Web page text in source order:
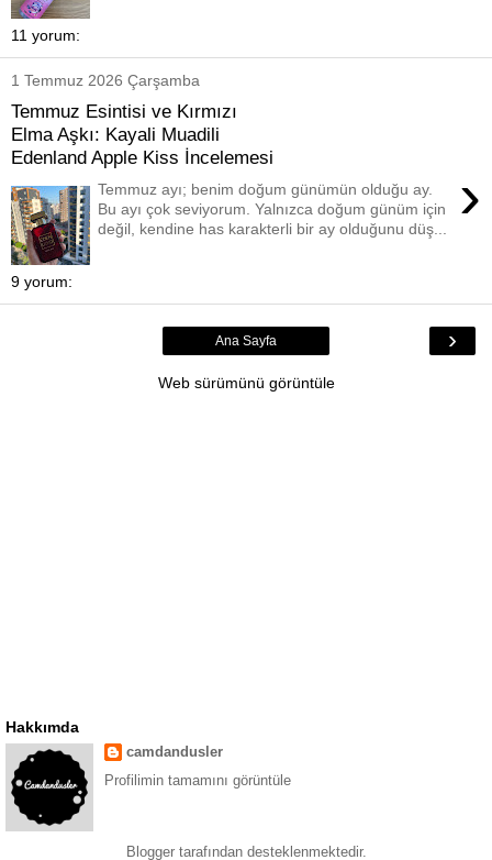
11 yorum:
1 Temmuz 2026 Çarşamba
Temmuz Esintisi ve Kırmızı
Elma Aşkı: Kayali Muadili
Edenland Apple Kiss İncelemesi
›
Temmuz ayı; benim doğum günümün olduğu ay.
Bu ayı çok seviyorum. Yalnızca doğum günüm için
değil, kendine has karakterli bir ay olduğunu düş...
9 yorum:
›
Ana Sayfa
Web sürümünü görüntüle
Hakkımda
camdandusler
Profilimin tamamını görüntüle
Bloggertarafından desteklenmektedir.